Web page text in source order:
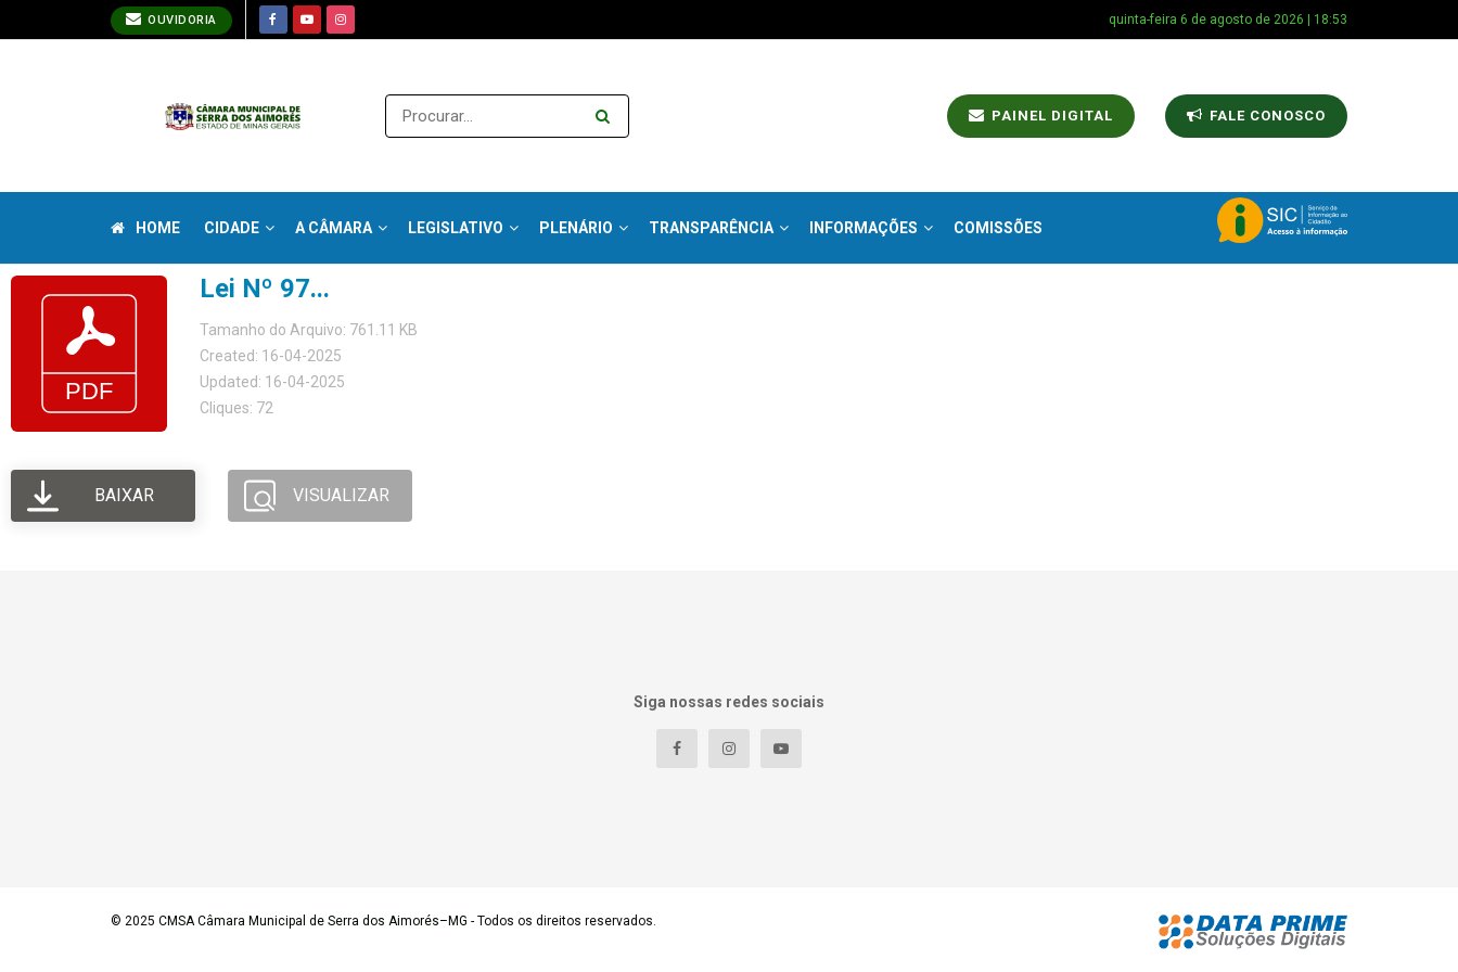
OUVIDORIA quinta-feira 6 de agosto de 2026 | 18:53
PAINEL DIGITAL FALE CONOSCO
HOME CIDADE A CÂMARA LEGISLATIVO PLENÁRIO TRANSPARÊNCIA INFORMAÇÕES COMISSÕES
Lei Nº 97...
Tamanho do Arquivo: 761.11 KB
Created: 16-04-2025
Updated: 16-04-2025
Cliques: 72
BAIXAR VISUALIZAR
Siga nossas redes sociais
© 2025 CMSA Câmara Municipal de Serra dos Aimorés–MG - Todos os direitos reservados.